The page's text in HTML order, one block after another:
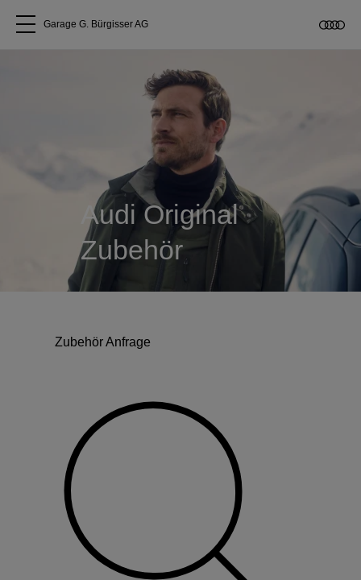
Service & Reparatur
Audi Original Zubehör
Garage G. Bürgisser AG
Audi Original
Zubehör
Zubehör Anfrage